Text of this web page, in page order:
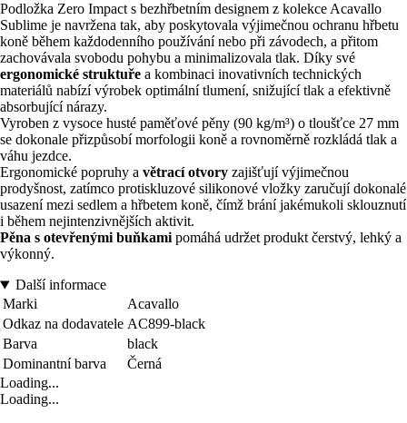
Podložka Zero Impact s bezhřbetním designem z kolekce Acavallo
Sublime je navržena tak, aby poskytovala výjimečnou ochranu hřbetu
koně během každodenního používání nebo při závodech, a přitom
zachovávala svobodu pohybu a minimalizovala tlak. Díky své
ergonomické struktuře a kombinaci inovativních technických
materiálů nabízí výrobek optimální tlumení, snižující tlak a efektivně
absorbující nárazy.
Vyroben z vysoce husté paměťové pěny (90 kg/m³) o tloušťce 27 mm
se dokonale přizpůsobí morfologii koně a rovnoměrně rozkládá tlak a
váhu jezdce.
Ergonomické popruhy a větrací otvory zajišťují výjimečnou
prodyšnost, zatímco protiskluzové silikonové vložky zaručují dokonalé
usazení mezi sedlem a hřbetem koně, čímž brání jakémukoli sklouznutí
i během nejintenzivnějších aktivit.
Pěna s otevřenými buňkami pomáhá udržet produkt čerstvý, lehký a
výkonný.
Další informace
Marki
Acavallo
Odkaz na dodavatele AC899-black
Barva
black
Dominantní barva
Černá
Loading...
Loading...